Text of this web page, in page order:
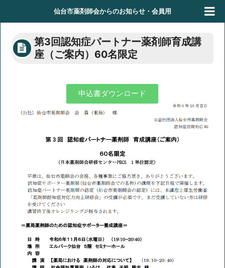
仙台市薬剤師会からのお知らせ・会員用
第3回認知症パートナー薬剤師育成講
座（ご案内）60名限定
申込書ダウンロード